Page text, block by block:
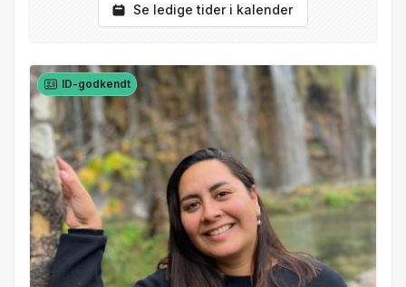
Se ledige tider i kalender
ID-godkendt